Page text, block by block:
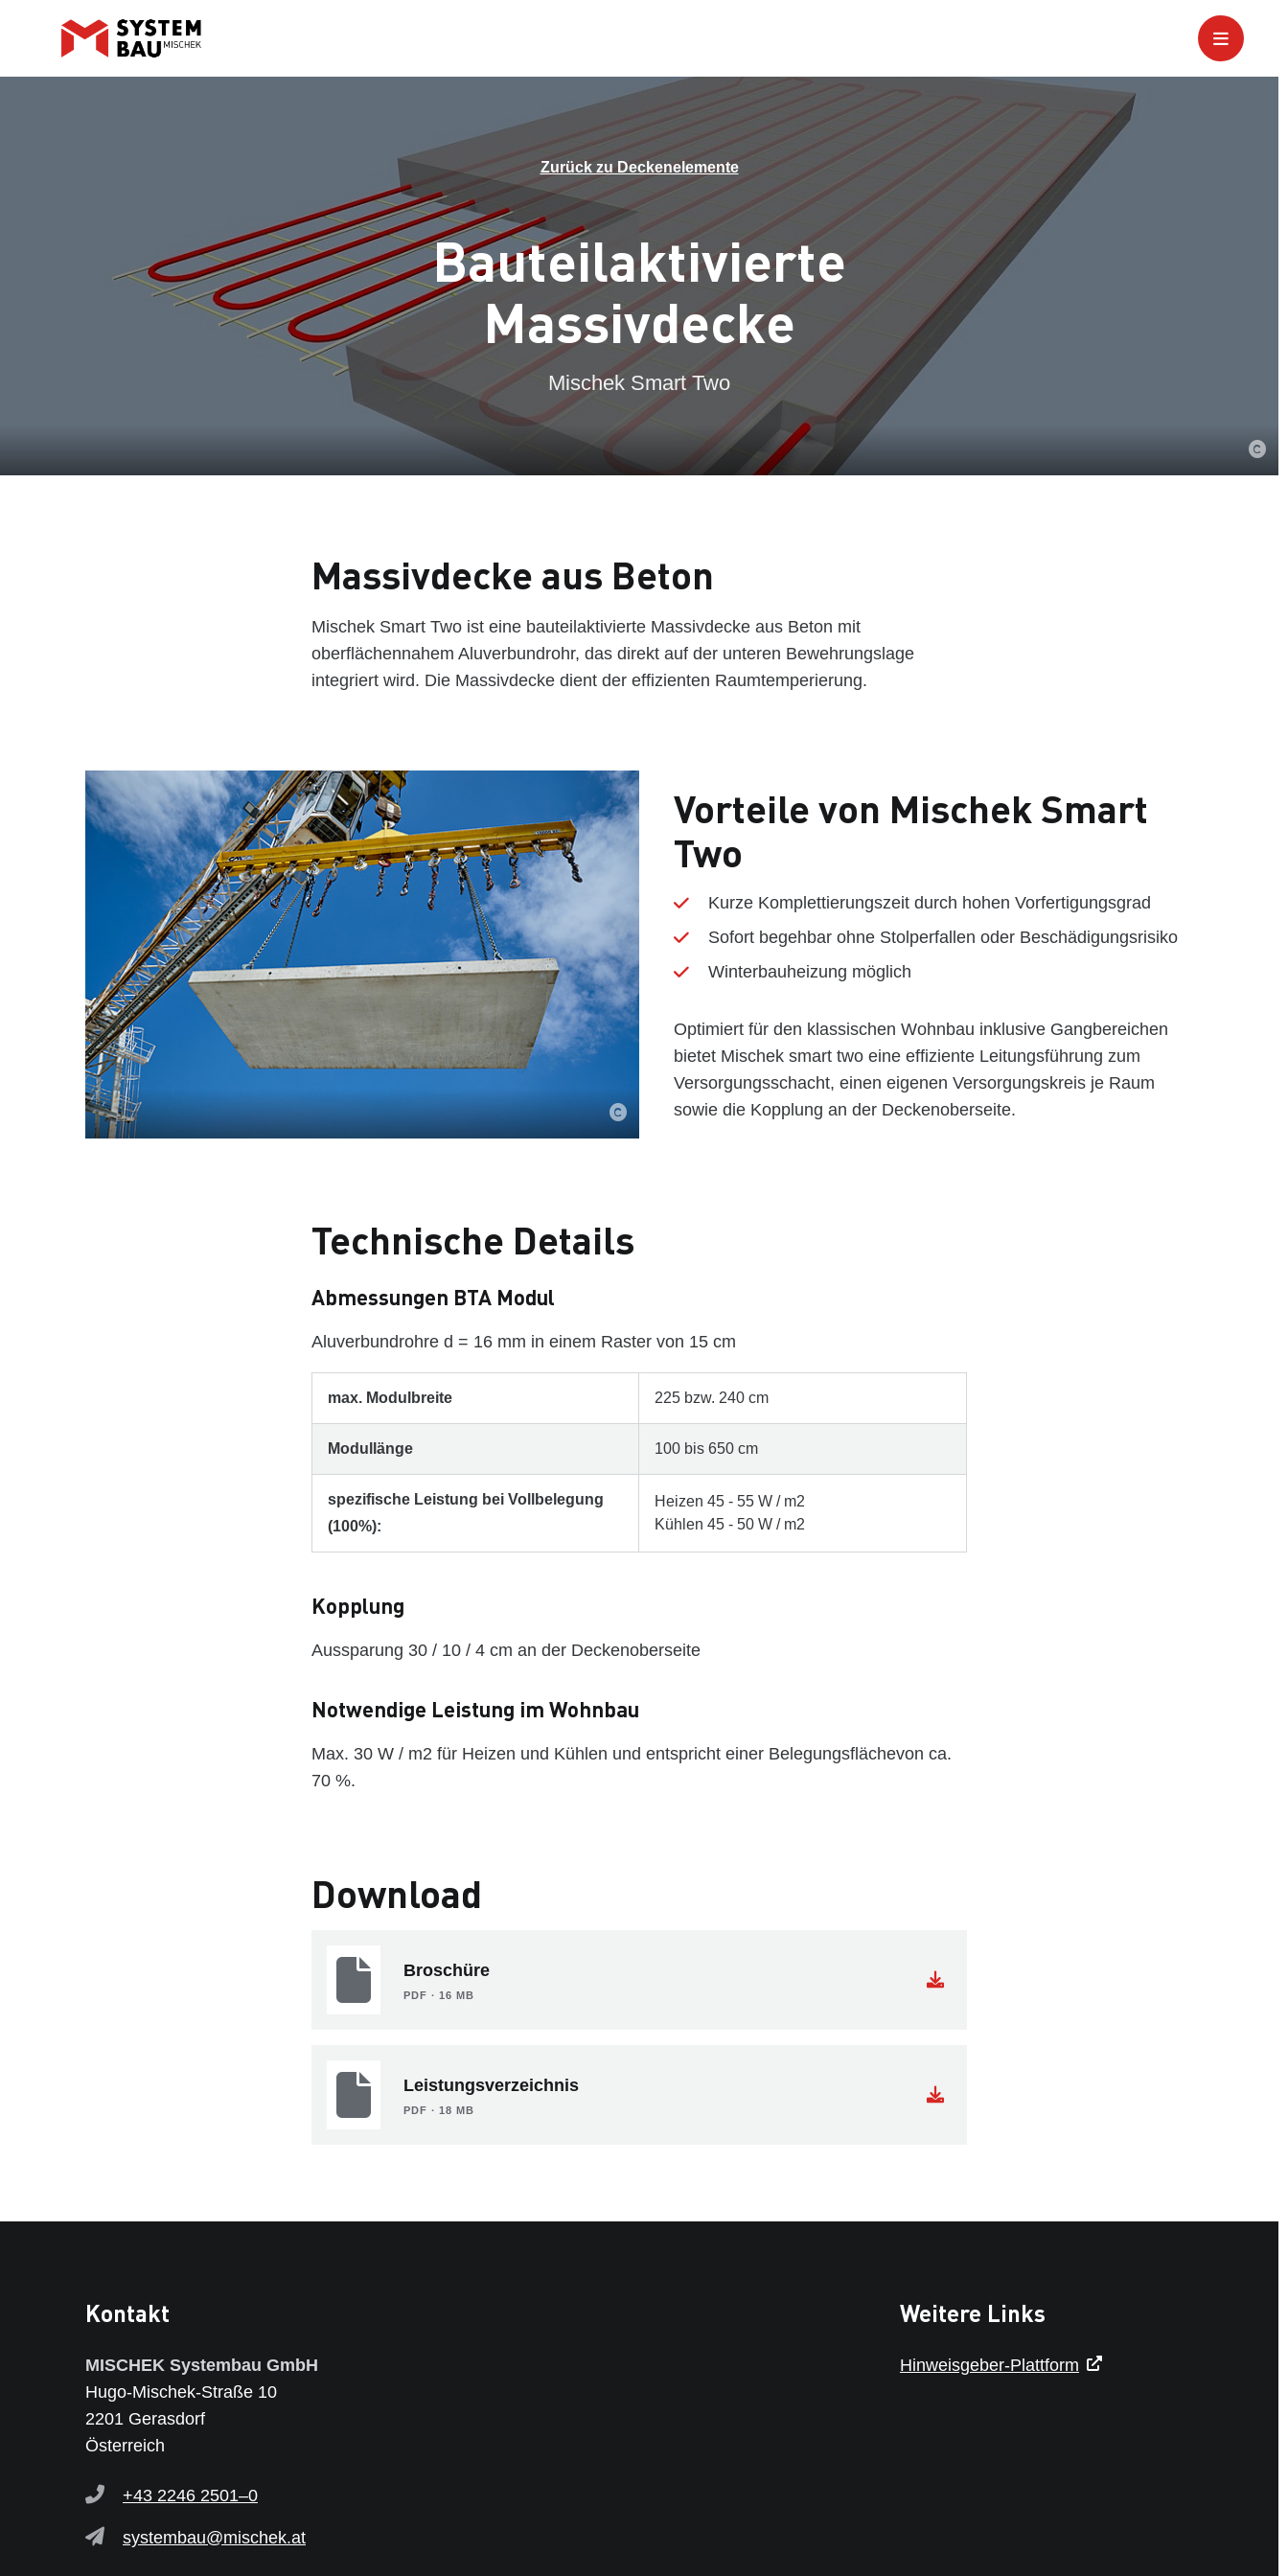
Zurück zu Deckenelemente
Bauteilaktivierte
Massivdecke
Mischek Smart Two
Massivdecke aus Beton
Mischek Smart Two ist eine bauteilaktivierte Massivdecke aus Beton mit
oberflächennahem Aluverbundrohr, das direkt auf der unteren Bewehrungslage
integriert wird. Die Massivdecke dient der effizienten Raumtemperierung.
Vorteile von Mischek Smart
Two
Kurze Komplettierungszeit durch hohen Vorfertigungsgrad
Sofort begehbar ohne Stolperfallen oder Beschädigungsrisiko
Winterbauheizung möglich
Optimiert für den klassischen Wohnbau inklusive Gangbereichen
bietet Mischek smart two eine effiziente Leitungsführung zum
Versorgungsschacht, einen eigenen Versorgungskreis je Raum
sowie die Kopplung an der Deckenoberseite.
Technische Details
Abmessungen BTA Modul
Aluverbundrohre d = 16 mm in einem Raster von 15 cm
max. Modulbreite 225 bzw. 240 cm
Modullänge 100 bis 650 cm
spezifische Leistung bei Vollbelegung
(100%):
Heizen 45 - 55 W / m2
Kühlen 45 - 50 W / m2
Kopplung
Aussparung 30 / 10 / 4 cm an der Deckenoberseite
Notwendige Leistung im Wohnbau
Max. 30 W / m2 für Heizen und Kühlen und entspricht einer Belegungsflächevon ca.
70 %.
Download
Broschüre
PDF ∙ 16 MB
Leistungsverzeichnis
PDF ∙ 18 MB
Kontakt
MISCHEK Systembau GmbH
Hugo-Mischek-Straße 10
2201 Gerasdorf
Österreich
+43 2246 2501–0
systembau@mischek.at
Weitere Links
Hinweisgeber-Plattform